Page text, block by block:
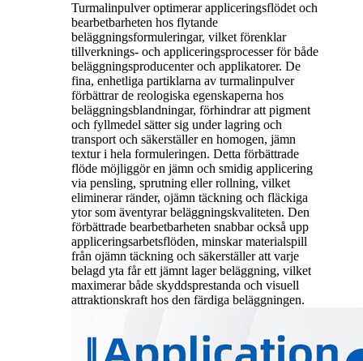
Turmalinpulver optimerar appliceringsflödet och
bearbetbarheten hos flytande
beläggningsformuleringar, vilket förenklar
tillverknings- och appliceringsprocesser för både
beläggningsproducenter och applikatorer. De
fina, enhetliga partiklarna av turmalinpulver
förbättrar de reologiska egenskaperna hos
beläggningsblandningar, förhindrar att pigment
och fyllmedel sätter sig under lagring och
transport och säkerställer en homogen, jämn
textur i hela formuleringen. Detta förbättrade
flöde möjliggör en jämn och smidig applicering
via pensling, sprutning eller rollning, vilket
eliminerar ränder, ojämn täckning och fläckiga
ytor som äventyrar beläggningskvaliteten. Den
förbättrade bearbetbarheten snabbar också upp
appliceringsarbetsflöden, minskar materialspill
från ojämn täckning och säkerställer att varje
belagd yta får ett jämnt lager beläggning, vilket
maximerar både skyddsprestanda och visuell
attraktionskraft hos den färdiga beläggningen.